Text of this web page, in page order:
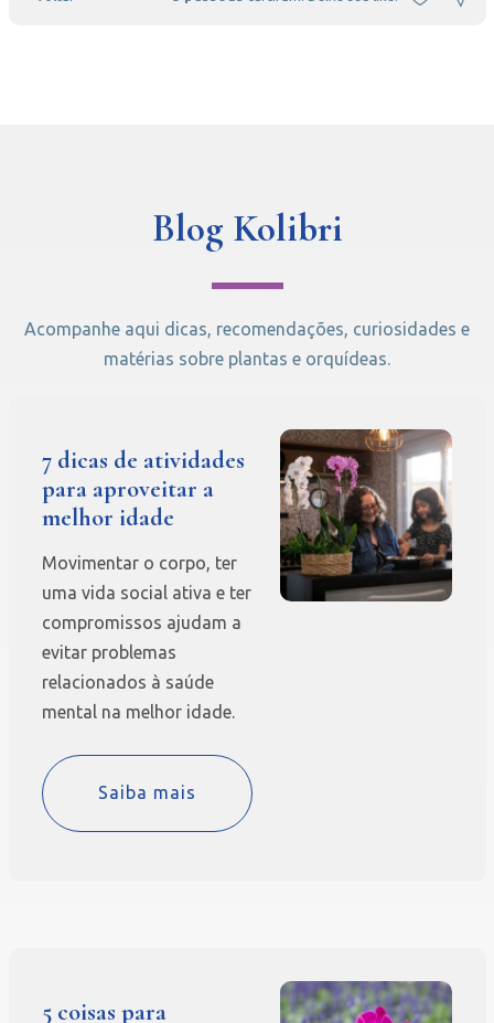
Blog Kolibri
Acompanhe aqui dicas, recomendações, curiosidades e
matérias sobre plantas e orquídeas.
7 dicas de atividades
para aproveitar a
melhor idade
Movimentar o corpo, ter
uma vida social ativa e ter
compromissos ajudam a
evitar problemas
relacionados à saúde
mental na melhor idade.
Saiba mais
5 coisas para